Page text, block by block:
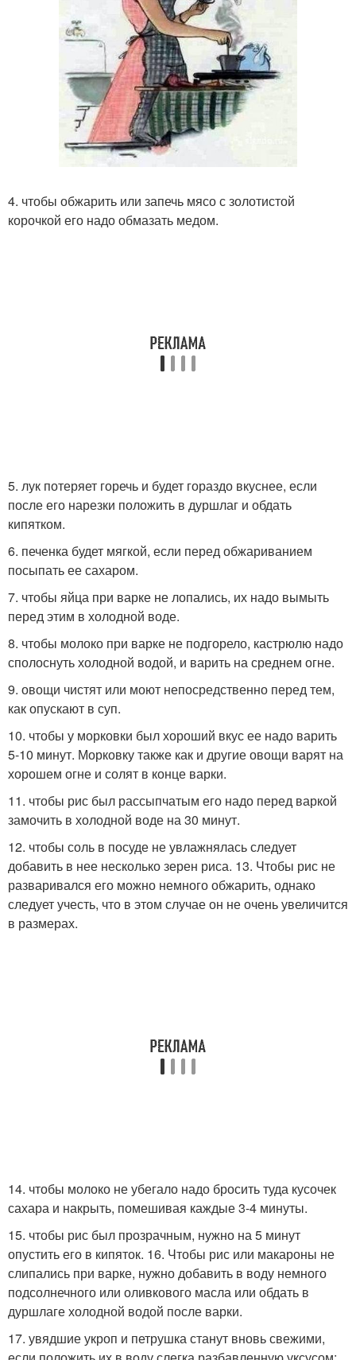
4. чтобы обжарить или запечь мясо с золотистой
корочкой его надо обмазать медом.
5. лук потеряет горечь и будет гораздо вкуснее, если
после его нарезки положить в дуршлаг и обдать
кипятком.
6. печенка будет мягкой, если перед обжариванием
посыпать ее сахаром.
7. чтобы яйца при варке не лопались, их надо вымыть
перед этим в холодной воде.
8. чтобы молоко при варке не подгорело, кастрюлю надо
сполоснуть холодной водой, и варить на среднем огне.
9. овощи чистят или моют непосредственно перед тем,
как опускают в суп.
10. чтобы у морковки был хороший вкус ее надо варить
5-10 минут. Морковку также как и другие овощи варят на
хорошем огне и солят в конце варки.
11. чтобы рис был рассыпчатым его надо перед варкой
замочить в холодной воде на 30 минут.
12. чтобы соль в посуде не увлажнялась следует
добавить в нее несколько зерен риса. 13. Чтобы рис не
разваривался его можно немного обжарить, однако
следует учесть, что в этом случае он не очень увеличится
в размерах.
14. чтобы молоко не убегало надо бросить туда кусочек
сахара и накрыть, помешивая каждые 3-4 минуты.
15. чтобы рис был прозрачным, нужно на 5 минут
опустить его в кипяток. 16. Чтобы рис или макароны не
слипались при варке, нужно добавить в воду немного
подсолнечного или оливкового масла или обдать в
дуршлаге холодной водой после варки.
17. увядшие укроп и петрушка станут вновь свежими,